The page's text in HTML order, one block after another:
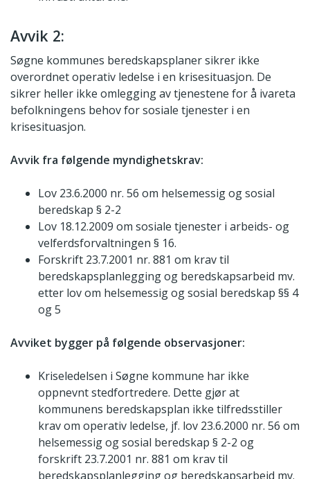
Avvik 2:
Søgne kommunes beredskapsplaner sikrer ikke
overordnet operativ ledelse i en krisesituasjon. De
sikrer heller ikke omlegging av tjenestene for å ivareta
befolkningens behov for sosiale tjenester i en
krisesituasjon.
Avvik fra følgende myndighetskrav:
Lov 23.6.2000 nr. 56 om helsemessig og sosial
beredskap § 2-2
Lov 18.12.2009 om sosiale tjenester i arbeids- og
velferdsforvaltningen § 16.
Forskrift 23.7.2001 nr. 881 om krav til
beredskapsplanlegging og beredskapsarbeid mv.
etter lov om helsemessig og sosial beredskap §§ 4
og 5
Avviket bygger på følgende observasjoner:
Kriseledelsen i Søgne kommune har ikke
oppnevnt stedfortredere. Dette gjør at
kommunens beredskapsplan ikke tilfredsstiller
krav om operativ ledelse, jf. lov 23.6.2000 nr. 56 om
helsemessig og sosial beredskap § 2-2 og
forskrift 23.7.2001 nr. 881 om krav til
beredskapsplanlegging og beredskapsarbeid mv.